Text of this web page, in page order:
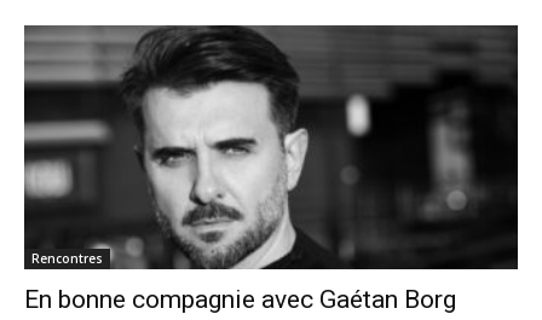
Rencontres
En bonne compagnie avec Gaétan Borg